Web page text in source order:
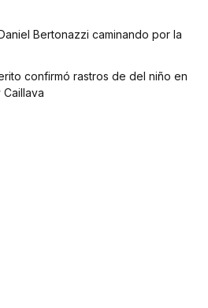
Bertonazzi caminando por la
confirmó rastros de del niño en